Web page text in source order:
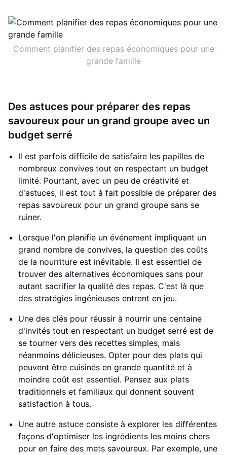
Comment planifier des repas économiques pour une
grande famille
Des astuces pour préparer des repas
savoureux pour un grand groupe avec un
budget serré
Il est parfois difficile de satisfaire les papilles de
nombreux convives tout en respectant un budget
limité. Pourtant, avec un peu de créativité et
d'astuces, il est tout à fait possible de préparer des
repas savoureux pour un grand groupe sans se
ruiner.
Lorsque l'on planifie un événement impliquant un
grand nombre de convives, la question des coûts
de la nourriture est inévitable. Il est essentiel de
trouver des alternatives économiques sans pour
autant sacrifier la qualité des repas. C'est là que
des stratégies ingénieuses entrent en jeu.
Une des clés pour réussir à nourrir une centaine
d'invités tout en respectant un budget serré est de
se tourner vers des recettes simples, mais
néanmoins délicieuses. Opter pour des plats qui
peuvent être cuisinés en grande quantité et à
moindre coût est essentiel. Pensez aux plats
traditionnels et familiaux qui donnent souvent
satisfaction à tous.
Une autre astuce consiste à explorer les différentes
façons d'optimiser les ingrédients les moins chers
pour en faire des mets savoureux. Par exemple, une